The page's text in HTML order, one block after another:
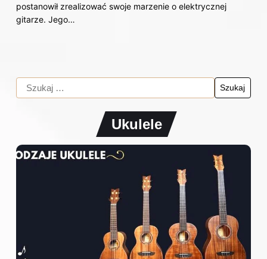
postanowił zrealizować swoje marzenie o elektrycznej
gitarze. Jego…
Ukulele